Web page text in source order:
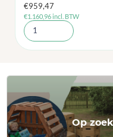
€959,47
€1.160,96incl. BTW
Op